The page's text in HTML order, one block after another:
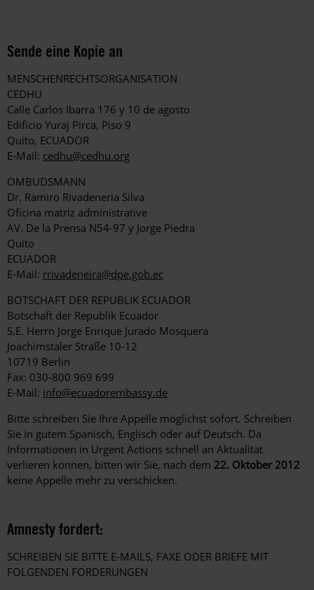
Sende eine Kopie an
MENSCHENRECHTSORGANISATION
CEDHU
Calle Carlos Ibarra 176 y 10 de agosto
Edificio Yuraj Pirca, Piso 9
Quito, ECUADOR
E-Mail: cedhu@cedhu.org
OMBUDSMANN
Dr. Ramiro Rivadeneria Silva
Oficina matriz administrative
AV. De la Prensa N54-97 y Jorge Piedra
Quito
ECUADOR
E-Mail: rrivadeneira@dpe.gob.ec
BOTSCHAFT DER REPUBLIK ECUADOR
Botschaft der Republik Ecuador
S.E. Herrn Jorge Enrique Jurado Mosquera
Joachimstaler Straße 10-12
10719 Berlin
Fax: 030-800 969 699
E-Mail: info@ecuadorembassy.de
Bitte schreiben Sie Ihre Appelle möglichst sofort. Schreiben
Sie in gutem Spanisch, Englisch oder auf Deutsch. Da
Informationen in Urgent Actions schnell an Aktualität
verlieren können, bitten wir Sie, nach dem 22. Oktober 2012
keine Appelle mehr zu verschicken.
Amnesty fordert:
SCHREIBEN SIE BITTE E-MAILS, FAXE ODER BRIEFE MIT
FOLGENDEN FORDERUNGEN